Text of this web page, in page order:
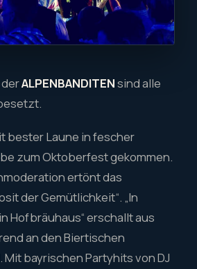
ALPENBANDITENsind alle
bester Laune in fescher
zum Oktoberfest gekommen.
ertönt das
der Gemütlichkeit“. „In
Hofbräuhaus“ erschallt aus
an den Biertischen
bayrischen Partyhits von DJ